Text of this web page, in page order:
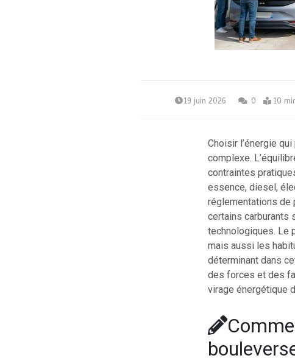
19 juin 2026 0 10
Choisir l’énergie
complexe.
contraintes
essence, diesel,
réglementations de
certains carburants
technologiques. Le
mais aussi les
déterminant dans
des forces et des
virage énergétique